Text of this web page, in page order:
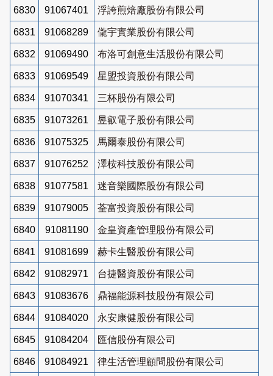
6830 91067401 浮誇煎焙廠股份有限公司
6831 91068289 儱宇實業股份有限公司
6832 91069490 布洛可創意生活股份有限公司
6833 91069549 星盟投資股份有限公司
6834 91070341 三杯股份有限公司
6835 91073261 昱叡電子股份有限公司
6836 91075325 馬爾泰股份有限公司
6837 91076252 澤桉科技股份有限公司
6838 91077581 迷音樂國際股份有限公司
6839 91079005 荃富投資股份有限公司
6840 91081190 金皇資產管理股份有限公司
6841 91081699 赫卡生醫股份有限公司
6842 91082971 台捷醫資股份有限公司
6843 91083676 鼎福能源科技股份有限公司
6844 91084020 永安康健股份有限公司
6845 91084204 匯信股份有限公司
6846 91084921 律生活管理顧問股份有限公司